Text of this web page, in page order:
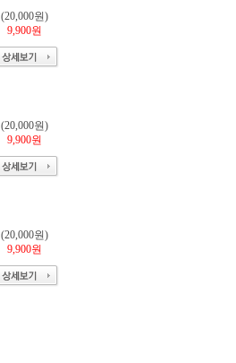
(20,000원)
9,900원
(20,000원)
9,900원
(20,000원)
9,900원